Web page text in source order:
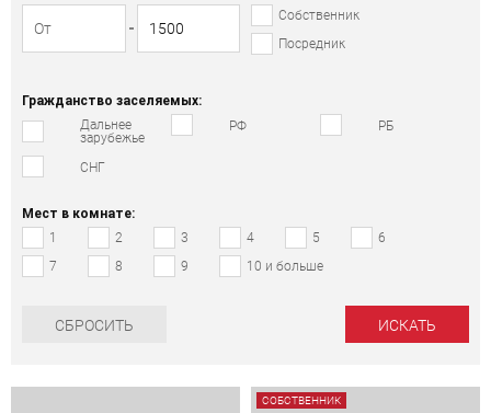
Собственник
Посредник
Гражданство заселяемых:
Дальнее
зарубежье
РФ РБ
СНГ
Мест в комнате:
1
2 3 4 5
6
7
8 9 10 и больше
СБРОСИТЬ
СОБСТВЕННИК